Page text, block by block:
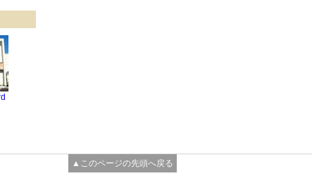
▲このページの先頭へ戻る